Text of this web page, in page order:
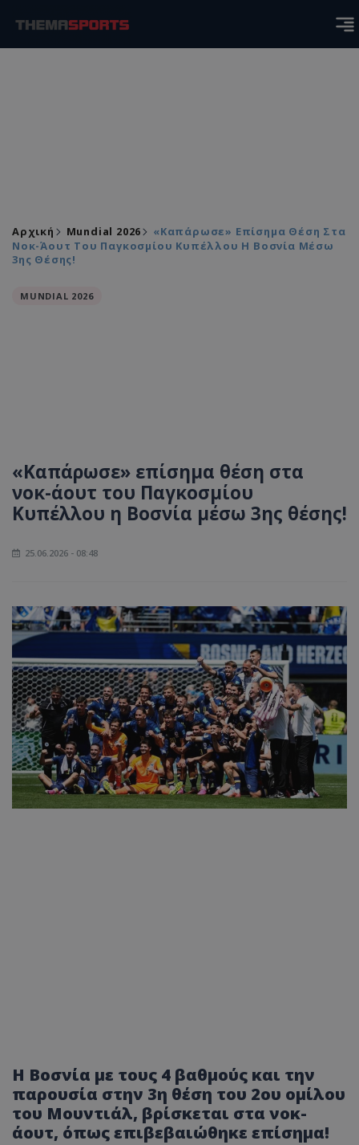
Αρχική Mundial 2026
«Καπάρωσε» Επίσημα Θέση Στα
Νοκ-Άουτ Του Παγκοσμίου Κυπέλλου Η Βοσνία Μέσω
3ης Θέσης!
MUNDIAL 2026
«Καπάρωσε» επίσημα θέση στα
νοκ-άουτ του Παγκοσμίου
Κυπέλλου η Βοσνία μέσω 3ης θέσης!
25.06.2026 - 08:48
Η Βοσνία με τους 4 βαθμούς και την
παρουσία στην 3η θέση του 2ου ομίλου
του Μουντιάλ, βρίσκεται στα νοκ-
άουτ, όπως επιβεβαιώθηκε επίσημα!